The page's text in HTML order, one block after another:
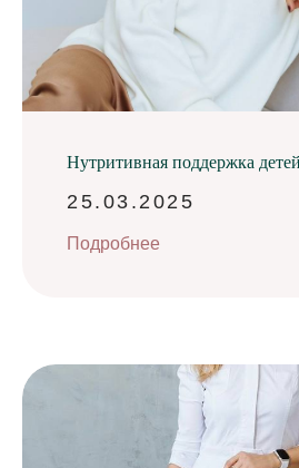
Нутритивная поддержка
25.03.2025
Подробнее